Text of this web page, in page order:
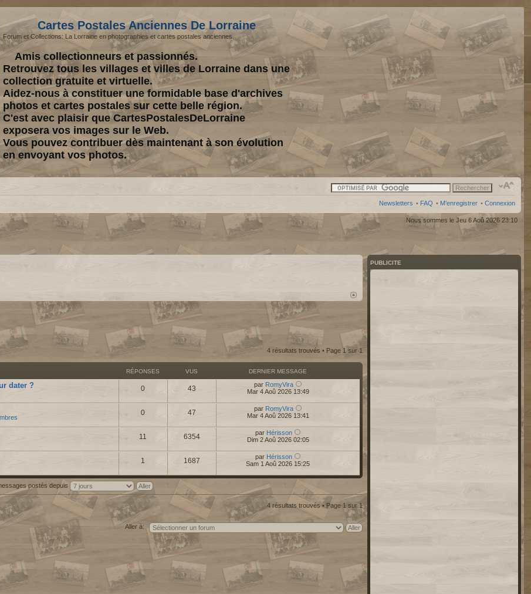
Cartes Postales Anciennes De Lorraine
Forum et Collections: La Lorraine en photographies et cartes postales anciennes.
Amis collectionneurs et passionnés.
Retrouvez tous les villages et villes de Lorraine dans une
collection gratuite et virtuelle.
Aidez-nous à constituer une formidable base d'archives
photos et cartes postales sur cette belle région.
C'est avec plaisir que CartesPostalesDeLorraine
exposera vos images sur le Web.
Vous pouvez contribuer dès maintenant à son évolution
en envoyant vos photos.
Newsletters • FAQ • M’enregistrer • Connexion
Nous sommes le Jeu 6 Aoû 2026 23:10
4 résultats trouvés • Page 1sur 1
RÉPONSES VUS DERNIER MESSAGE
dater ? 0 43 par RomyVira
Mar 4 Aoû 2026 13:49
0 47 par RomyVira
Mar 4 Aoû 2026 13:41
11 6354 par Hérisson
Dim 2 Aoû 2026 02:05
1 1687 par Hérisson
Sam 1 Aoû 2026 15:25
postés depuis
4 résultats trouvés • Page 1 sur1
Aller à:
PUBLICITE